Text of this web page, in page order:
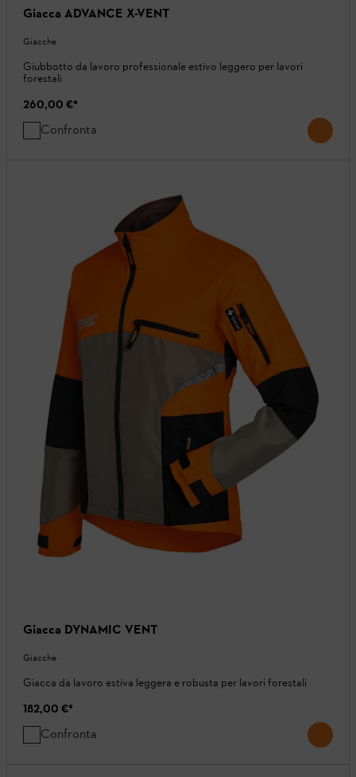
Giacca ADVANCE X-VENT
Giacche
Giubbotto da lavoro professionale estivo leggero per lavori
forestali
260,00 €*
Confronta
Giacca DYNAMIC VENT
Giacche
Giacca da lavoro estiva leggera e robusta per lavori forestali
182,00 €*
Confronta